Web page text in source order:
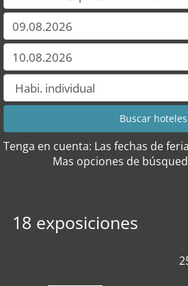
Tenga en cuenta: Las fechas de
Mas opciones de
18 exposiciones